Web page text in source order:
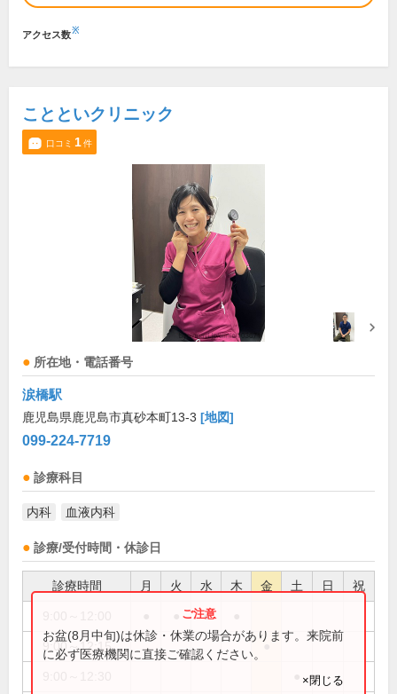
アクセス数※
ことといクリニック
口コミ 1件
所在地・電話番号
涙橋駅
鹿児島県鹿児島市真砂本町13-3 [地図]
099-224-7719
診療科目
内科 血液内科
診療/受付時間・休診日
診療時間 月 火 水 木 金 土 日 祝
●
9:00～12:15 ●
お盆(8月中旬)は休診・休業の場合があります。来院前
に必ず医療機関に直接ご確認ください。
×閉じる